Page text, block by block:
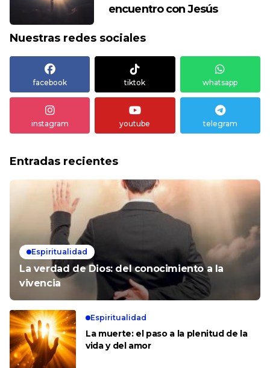
encuentro con Jesús
Nuestras redes sociales
facebook tiktok whatsapp
instagram youtube telegram
Entradas recientes
Espiritualidad
La verdad de Dios: del conocimiento a la
vivencia
Espiritualidad
La muerte: el paso a la plenitud de la
vida y del amor